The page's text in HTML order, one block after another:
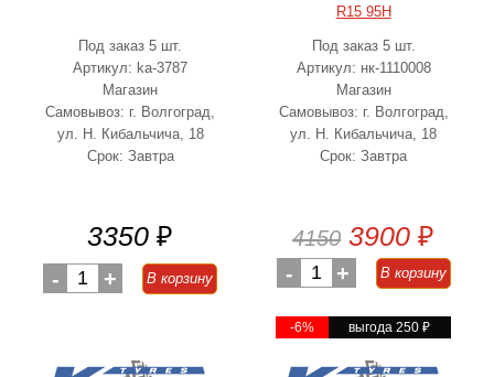
Под заказ 5 шт.
Артикул: ka-3787
Магазин
Самовывоз: г. Волгоград,
ул. Н. Кибальчича, 18
Срок: Завтра
3350 ₽
- 1 + В корзину
R15 95H
Под заказ 5 шт.
Артикул: нк-1110008
Магазин
Самовывоз: г. Волгоград,
ул. Н. Кибальчича, 18
Срок: Завтра
4150 3900 ₽
- 1 + В корзину
-6% выгода 250₽